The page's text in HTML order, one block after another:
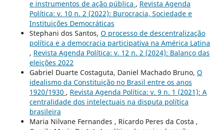
e instrumentos de ação pública , Revista Agenda
Política: v. 10 n. 2 (2022): Burocracia, Sociedade e
Instituições Democráticas
Stephani dos Santos, O processo de descentralização
política e a democracia participativa na América Latina
, Revista Agenda Política: v. 12 n. 2 (2024): Balanço das
eleições 2022
Gabriel Duarte Costaguta, Daniel Machado Bruno, O
idealismo da Constituição no Brasil entre os anos
1920/1930 , Revista Agenda Política: v. 9 n. 1 (2021): A
centralidade dos intelectuais na disputa política
brasileira
Maria Nilvane Fernandes , Ricardo Peres da Costa ,